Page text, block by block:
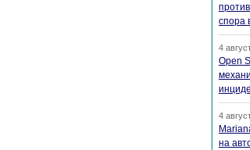
спора
4
Open
4
на